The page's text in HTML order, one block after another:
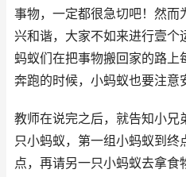
事物，一定都很急切吧！然而
兴和谐，大家不如来进行壹个
蚂蚁们在把事物搬回家的路上
奔跑的时候，小蚂蚁也要注意
教师在说完之后，就告知小兄
只小蚂蚁，第一组小蚂蚁到
点，再请另一只小蚂蚁去拿食